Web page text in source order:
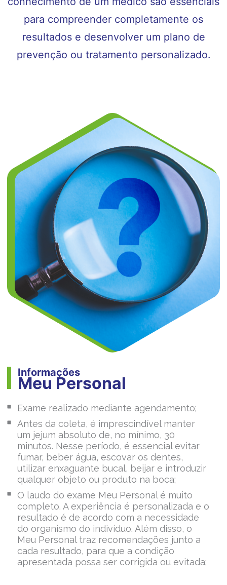
para compreender completamente os
resultados e desenvolver um plano de
prevenção ou tratamento personalizado.
Informações
Meu Personal
Exame realizado mediante agendamento;
Antes da coleta, é imprescindível manter
um jejum absoluto de, no mínimo, 30
minutos. Nesse período, é essencial evitar
fumar, beber água, escovar os dentes,
utilizar enxaguante bucal, beijar e introduzir
qualquer objeto ou produto na boca;
O laudo do exame Meu Personal é muito
completo. A experiência é personalizada e o
resultado é de acordo com a necessidade
do organismo do indivíduo. Além disso, o
Meu Personal traz recomendações junto a
cada resultado, para que a condição
apresentada possa ser corrigida ou evitada;